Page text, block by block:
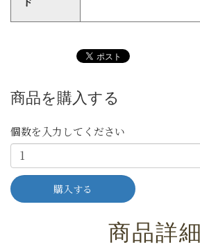
商品を購入する
個数を入力してください
商品詳細